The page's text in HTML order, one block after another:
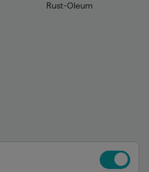
Rust-Oleum